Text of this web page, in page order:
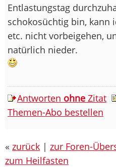
Entlastungstag
schokosüchtig bin, kann
etc. nicht vorbeigehen,
natürlich nieder.
Antworten ohne Zitat
Themen-Abo bestellen
« zurück | zur Foren-
zum Heilfasten